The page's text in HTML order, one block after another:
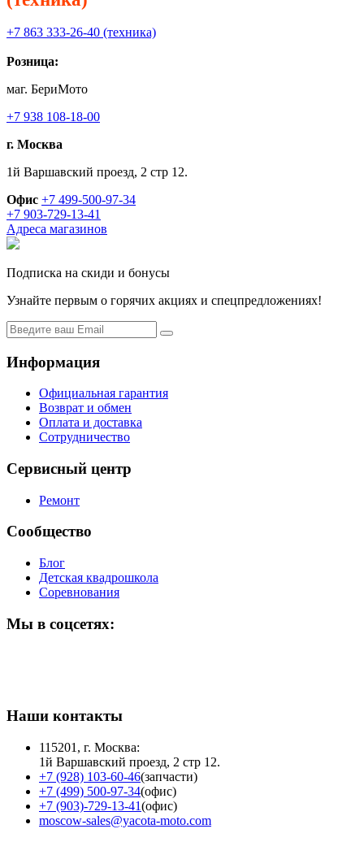
+7 863 333-26-40 (техника)
Розница:
маг. БериМото
+7 938 108-18-00
г. Москва
1й Варшавский проезд, 2 стр 12.
Офис +7 499-500-97-34
+7 903-729-13-41
Адреса магазинов
Подписка на скиди и бонусы
Узнайте первым о горячих акциях и спецпредложениях!
Информация
Официальная гарантия
Возврат и обмен
Оплата и доставка
Сотрудничество
Сервисный центр
Ремонт
Сообщество
Блог
Детская квадрошкола
Соревнования
Мы в соцсетях:
Наши контакты
115201, г. Москва:
1й Варшавский проезд, 2 стр 12.
+7 (928) 103-60-46(запчасти)
+7 (499) 500-97-34(офис)
+7 (903)-729-13-41(офис)
moscow-sales@yacota-moto.com